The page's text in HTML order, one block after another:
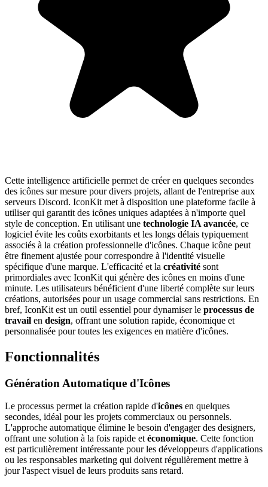
Cette intelligence artificielle permet de créer en quelques secondes
des icônes sur mesure pour divers projets, allant de l'entreprise aux
serveurs Discord. IconKit met à disposition une plateforme facile à
utiliser qui garantit des icônes uniques adaptées à n'importe quel
style de conception. En utilisant une technologie IA avancée, ce
logiciel évite les coûts exorbitants et les longs délais typiquement
associés à la création professionnelle d'icônes. Chaque icône peut
être finement ajustée pour correspondre à l'identité visuelle
spécifique d'une marque. L'efficacité et la créativité sont
primordiales avec IconKit qui génère des icônes en moins d'une
minute. Les utilisateurs bénéficient d'une liberté complète sur leurs
créations, autorisées pour un usage commercial sans restrictions. En
bref, IconKit est un outil essentiel pour dynamiser le processus de
travail en design, offrant une solution rapide, économique et
personnalisée pour toutes les exigences en matière d'icônes.
Fonctionnalités
Génération Automatique d'Icônes
Le processus permet la création rapide d'icônes en quelques
secondes, idéal pour les projets commerciaux ou personnels.
L'approche automatique élimine le besoin d'engager des designers,
offrant une solution à la fois rapide etéconomique. Cette fonction
est particulièrement intéressante pour les développeurs d'applications
ou les responsables marketing qui doivent régulièrement mettre à
jour l'aspect visuel de leurs produits sans retard.